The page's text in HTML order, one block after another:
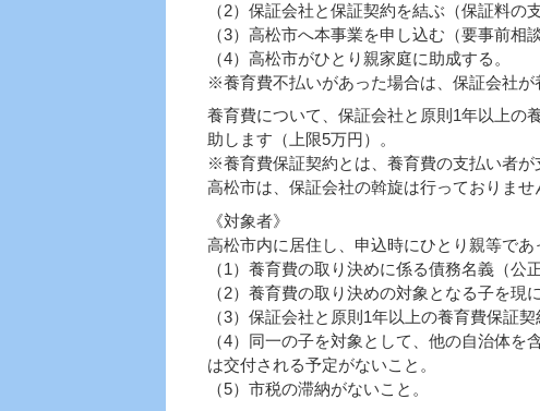
（2）保証会社と保証契約を結ぶ（保証料の
（3）高松市へ本事業を申し込む（要事前相談
（4）高松市がひとり親家庭に助成する。
※養育費不払いがあった場合は、保証会社が
養育費について、保証会社と原則1年以上の
助します（上限5万円）。
※養育費保証契約とは、養育費の支払い者が
高松市は、保証会社の斡旋は行っておりませ
《対象者》
高松市内に居住し、申込時にひとり親等であ
（1）養育費の取り決めに係る債務名義（公
（2）養育費の取り決めの対象となる子を現
（3）保証会社と原則1年以上の養育費保証
（4）同一の子を対象として、他の自治体
は交付される予定がないこと。
（5）市税の滞納がないこと。